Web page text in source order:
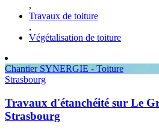
,
Travaux de toiture
,
Végétalisation de toiture
Chantier SYNERGIE - Toiture
Strasbourg
Travaux d'étanchéité sur Le
Strasbourg